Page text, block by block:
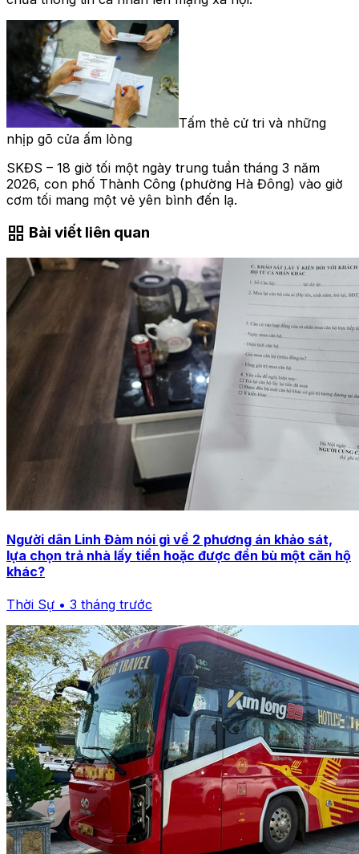
Tấm thẻ cử tri và những
nhịp gõ cửa ấm lòng
SKĐS – 18 giờ tối một ngày trung tuần tháng 3 năm
2026, con phố Thành Công (phường Hà Đông) vào giờ
cơm tối mang một vẻ yên bình đến lạ.
grid_view Bài viết liên quan
Người dân Linh Đàm nói gì về 2 phương án khảo sát,
lựa chọn trả nhà lấy tiền hoặc được đền bù một căn hộ
khác?
Thời Sự • 3 tháng trước